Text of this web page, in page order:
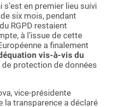
s’est en premier lieu suivi
six mois, pendant
RGPD restaient
à l’issue de cette
a finalement
vis-à-vis du
protection de données
vice-présidente
la transparence a déclaré